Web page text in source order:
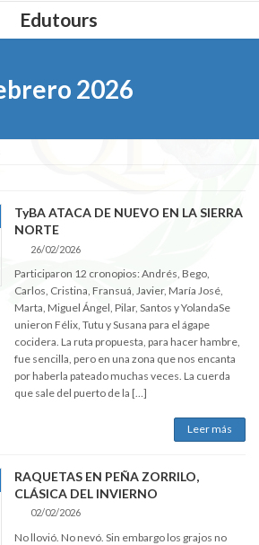
Edutours
2026
TyBA ATACA DE NUEVO EN LA SIERRA
NORTE
26/02/2026
Participaron 12 cronopios: Andrés, Bego,
Carlos, Cristina, Fransuá, Javier, María José,
Marta, Miguel Ángel, Pilar, Santos y YolandaSe
unieron Félix, Tutu y Susana para el ágape
cocidera. La ruta propuesta, para hacer hambre,
fue sencilla, pero en una zona que nos encanta
por haberla pateado muchas veces. La cuerda
que sale del puerto de la […]
Leer más
RAQUETAS EN PEÑA ZORRILO,
CLÁSICA DEL INVIERNO
02/02/2026
No llovió. No nevó. Sin embargo los grajos no